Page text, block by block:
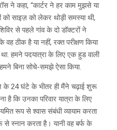
ने कहा, “कार्टर ने हर काम मुझसे या
को साइज़ को लेकर थोड़ी समस्या थी,
से पहले गांव के दो डॉक्टरों ने
ठीक है या नहीं, रक्त परीक्षण किया
हमने पदयात्रा के लिए एक हुड वाली
बिना सोचे-समझे ऐसा किया.
के 24 घंटे के भीतर ही मैंने चढ़ाई शुरू
​​है कि उनका परिवार यात्रा के लिए
रूप से श्वास संबंधी व्यायाम करता
से स्नान करता है। यानी वह बर्फ के